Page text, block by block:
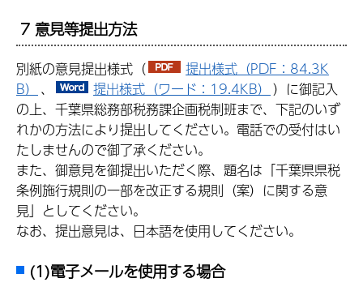
7 意見等提出方法
別紙の意見提出様式（
提出様式（PDF：84.3K
B） 、 提出様式（ワード：19.4KB） ）に御記入
の上、千葉県総務部税務課企画税制班まで、下記のいず
れかの方法により提出してください。電話での受付はい
たしませんので御了承ください。
また、御意見を御提出いただく際、題名は「千葉県県税
条例施行規則の一部を改正する規則（案）に関する意
見」としてください。
なお、提出意見は、日本語を使用してください。
(1)電子メールを使用する場合